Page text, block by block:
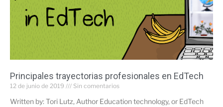
Principales trayectorias profesionales en EdTech
12 de junio de 2019 Sin comentarios
Written by: Tori Lutz, Author Education technology, or EdTech